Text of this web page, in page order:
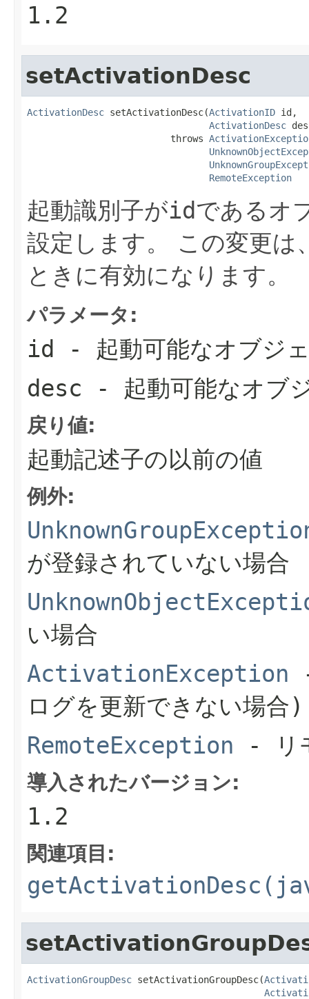
1.2
setActivationDesc
ActivationDesc setActivationDesc(ActivationID id,
ActivationDesc
                          throws
RemoteException
起動識別子がidであるオ
設定します。
この変更は
ときに有効になります。
パラメータ:
id - 起動可能なオブジ
desc - 起動可能なオブ
戻り値:
起動記述子の以前の値
例外:
が登録されていない場合
い場合
ActivationException
ログを更新できない場合)
RemoteException - リ
導入されたバージョン:
1.2
関連項目:
ActivationGroupDesc setActivationGroupDesc(